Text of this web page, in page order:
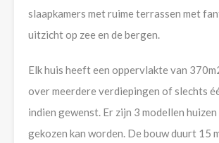
slaapkamers met ruime terrassen met
uitzicht op zee en de bergen.
Elk huis heeft een oppervlakte van
over meerdere verdiepingen of slechts
indien gewenst. Er zijn 3 modellen
gekozen kan worden. De bouw duurt 15